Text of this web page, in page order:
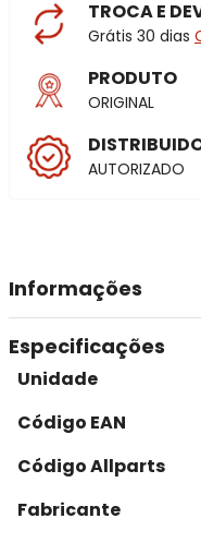
TROCA E
Grátis 30 dias
PRODUTO
ORIGINAL
AUTORIZADO
Informações
Especificações
Unidade
Código EAN
Código Allparts
Fabricante